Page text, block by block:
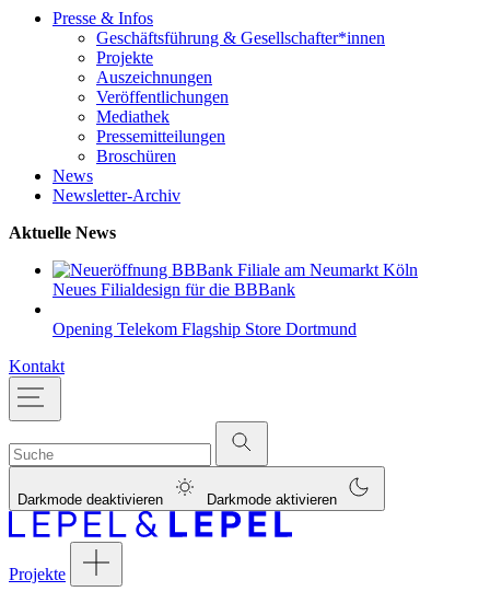
Presse & Infos
Geschäftsführung & Gesellschafter*innen
Projekte
Auszeichnungen
Veröffentlichungen
Mediathek
Pressemitteilungen
Broschüren
News
Newsletter-Archiv
Aktuelle News
Neues Filialdesign für die BBBank
Opening Telekom Flagship Store Dortmund
Kontakt
Darkmode deaktivieren Darkmode aktivieren
Projekte